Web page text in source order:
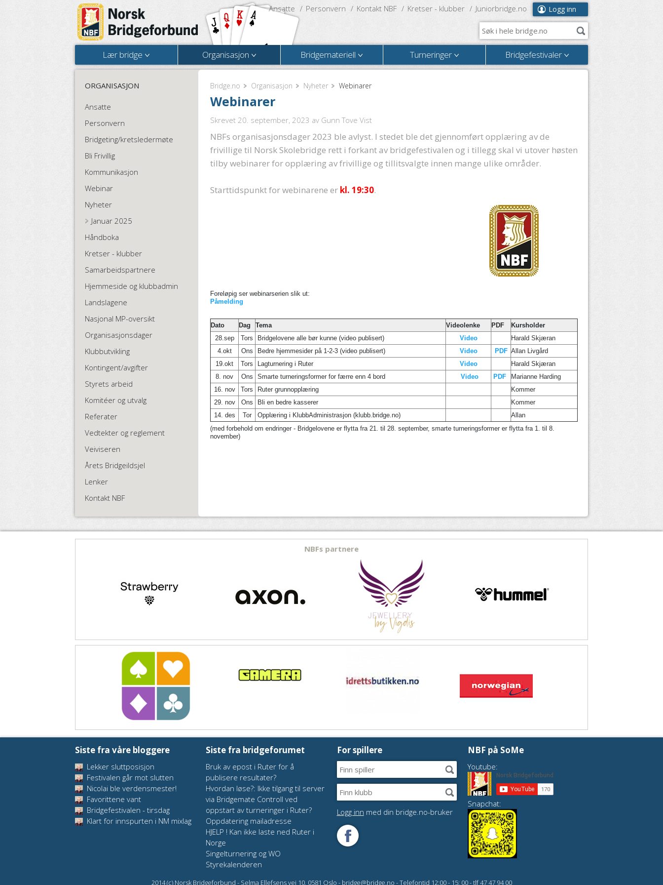
Logg inn
Ansatte Personvern Kontakt NBF Kretser - klubber Juniorbridge.no
Lær bridge Organisasjon Bridgemateriell Turneringer Bridgefestivaler
Bridge.no Organisasjon Nyheter Webinarer
Webinarer
Skrevet 20. september, 2023 av Gunn Tove Vist
NBFs organisasjonsdager 2023 ble avlyst. I stedet ble det gjennomført opplæring av de
frivillige til Norsk Skolebridge rett i forkant av bridgefestivalen og i tillegg skal vi utover høsten
tilby webinarer for opplæring av frivillige og tillitsvalgte innen mange ulike områder.
Starttidspunkt for webinarene er kl. 19:30.
Foreløpig ser webinarserien slik ut:
Påmelding
Dato Dag Tema Videolenke PDF
Kursholder
28.sep
Tors Bridgelovene alle bør kunne (video publisert) Video
Harald Skjæran
4.okt
Ons Bedre hjemmesider på 1-2-3 (video publisert) Video PDF Allan Livgård
19.okt
Tors Lagturnering i Ruter Video
Harald Skjæran
8. nov
Ons Smarte turneringsformer for færre enn 4 bord Video PDF
Marianne Harding
16. nov
Tors Ruter grunnopplæring
Kommer
29. nov
Ons Bli en bedre kasserer
Kommer
14. des
Tor Opplæring i KlubbAdministrasjon (klubb.bridge.no)
Allan
(med forbehold om endringer - Bridgelovene er flytta fra 21. til 28. september, smarte turneringsformer er flytta fra 1. til 8.
november)
ORGANISASJON
Ansatte
Personvern
Bridgeting/kretsledermøte
Bli Frivillig
Kommunikasjon
Webinar
Nyheter
Januar 2025
Håndboka
Kretser - klubber
Samarbeidspartnere
Hjemmeside og klubbadmin
Landslagene
Nasjonal MP-oversikt
Organisasjonsdager
Klubbutvikling
Kontingent/avgifter
Styrets arbeid
Komitéer og utvalg
Referater
Vedtekter og reglement
Veiviseren
Årets Bridgeildsjel
Lenker
Kontakt NBF
NBFs partnere
Siste fra våre bloggere
Lekker sluttposisjon
Festivalen går mot slutten
Nicolai ble verdensmester!
Favorittene vant
Bridgefestivalen - tirsdag
Klart for innspurten i NM mixlag
Siste fra bridgeforumet
Bruk av epost i Ruter for å
publisere resultater?
Hvordan løse?: Ikke tilgang til server
via Bridgemate Controll ved
oppstart av turneringer i Ruter?
Oppdatering mailadresse
HJELP ! Kan ikke laste ned Ruter i
Norge
Singelturnering og WO
Styrekalenderen
For spillere
Logg inn med din bridge.no-bruker
NBF på SoMe
Youtube:
Snapchat:
2014 (c) Norsk Bridgeforbund - Selma Ellefsens vei 10, 0581 Oslo - bridge@bridge.no - Telefontid 12:00 - 15: 00 - tlf 47 47 94 00